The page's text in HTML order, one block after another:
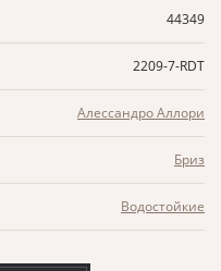
44349
2209-7-RDT
Алессандро Аллори
Бриз
Водостойкие